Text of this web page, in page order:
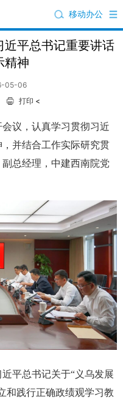
移动办公
近平总书记重要讲话
精神
05-06
打印 <
议，认真学习贯彻习近
并结合工作实际研究贯
总经理，中建西南院党
平总书记关于“义乌发展
和践行正确政绩观学习教